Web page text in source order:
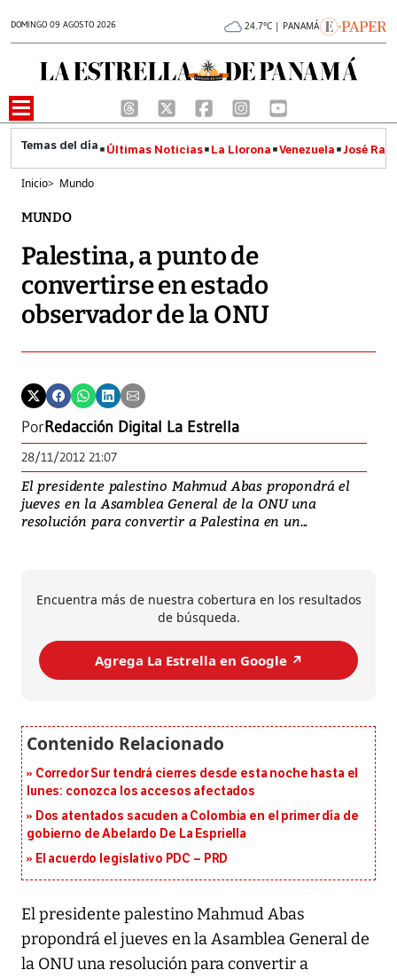
DOMINGO 09 AGOSTO 2026 24.7°C | PANAMÁ
Últimas Noticias La Llorona Venezuela José
Inicio> Mundo
MUNDO
Palestina, a punto de
convertirse en estado
observador de la ONU
PorRedacción Digital La Estrella
28/11/2012 21:07
El presidente palestino Mahmud Abas propondrá el
jueves en la Asamblea General de la ONU una
resolución para convertir a Palestina en un...
Encuentra más de nuestra cobertura en los resultados
de búsqueda.
Agrega La Estrella en Google ↗️
Corredor Sur tendrá cierres desde esta noche hasta el
lunes: conozca los accesos afectados
Dos atentados sacuden a Colombia en el primer día de
gobierno de Abelardo De La Espriella
El acuerdo legislativo PDC – PRD
El presidente palestino Mahmud Abas
propondrá el jueves en la Asamblea General de
la ONU una resolución para convertir a